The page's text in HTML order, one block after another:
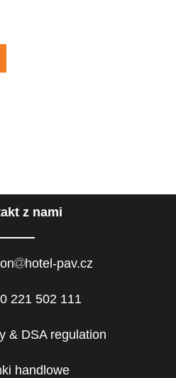
z nami
hotel-pav.cz
221 502 111
& DSA regulation
handlowe